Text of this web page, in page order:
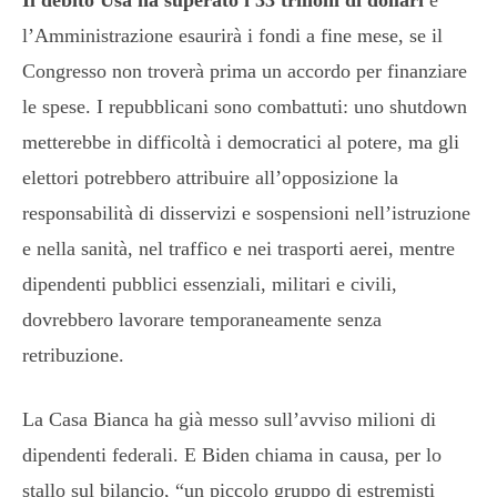
l’Amministrazione esaurirà i fondi a fine mese, se il
Congresso non troverà prima un accordo per finanziare
le spese. I repubblicani sono combattuti: uno shutdown
metterebbe in difficoltà i democratici al potere, ma gli
elettori potrebbero attribuire all’opposizione la
responsabilità di disservizi e sospensioni nell’istruzione
e nella sanità, nel traffico e nei trasporti aerei, mentre
dipendenti pubblici essenziali, militari e civili,
dovrebbero lavorare temporaneamente senza
retribuzione.
La Casa Bianca ha già messo sull’avviso milioni di
dipendenti federali. E Biden chiama in causa, per lo
stallo sul bilancio, “un piccolo gruppo di estremisti